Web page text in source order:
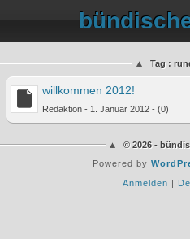
Tag :
willkommen 2012!
Redaktion - 1. Januar 2012 - (0)
© 2026 -
Powered by
Anmelden |